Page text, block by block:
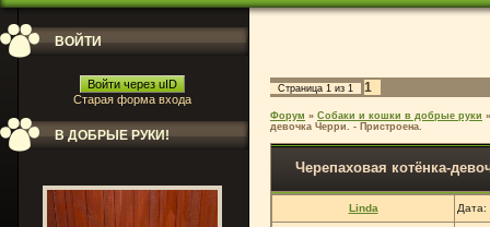
ВОЙТИ
Войти через uID
Старая форма входа
В ДОБРЫЕ РУКИ!
Страница 1 из 1 1
Форум » Собаки и кошки в добрые руки »
девочка Черри. - Пристроена.
Черепаховая котёнка-
Linda